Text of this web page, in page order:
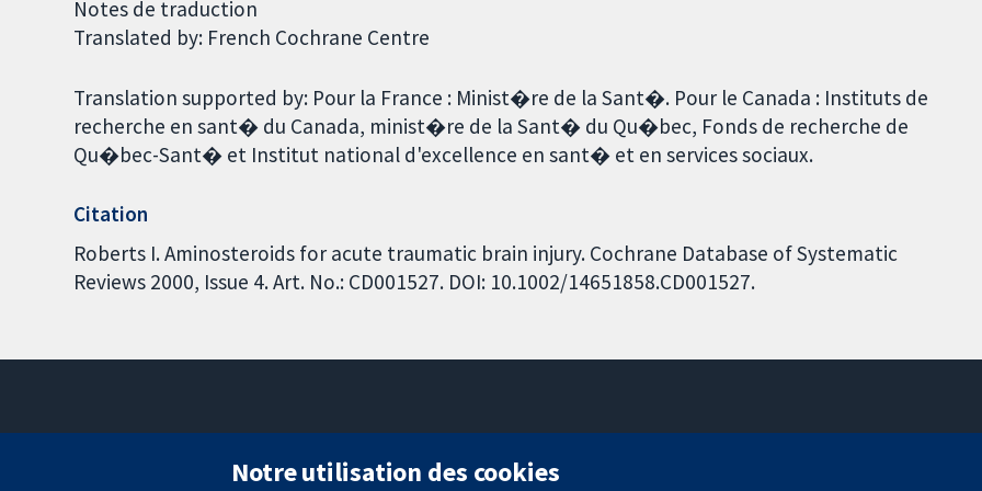
Notes de traduction
Translated by: French Cochrane Centre
Translation supported by: Pour la France : Minist�re de la Sant�. Pour le Canada : Instituts de
recherche en sant� du Canada, minist�re de la Sant� du Qu�bec, Fonds de recherche de
Qu�bec-Sant� et Institut national d'excellence en sant� et en services sociaux.
Citation
Roberts I. Aminosteroids for acute traumatic brain injury. Cochrane Database of Systematic
Reviews 2000, Issue 4. Art. No.: CD001527. DOI: 10.1002/14651858.CD001527.
Londres
Notre utilisation des cookies